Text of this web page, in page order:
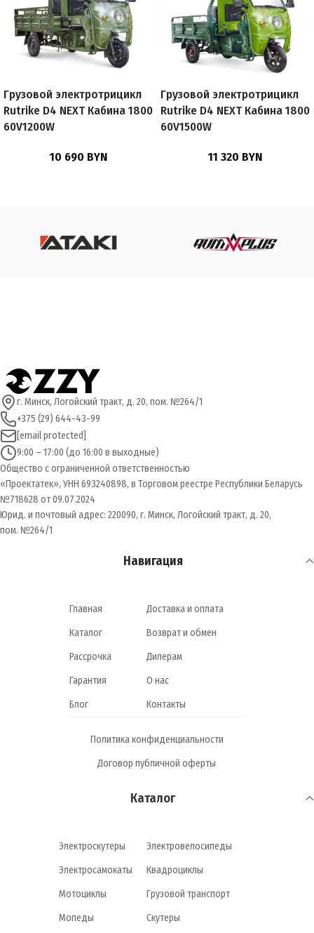
Грузовой электротрицикл
Rutrike D4 NEXT Кабина 1800
60V1200W
10 690 BYN
Грузовой электротрицикл
Rutrike D4 NEXT Кабина 1800
60V1500W
11 320 BYN
г. Минск, Логойский тракт, д. 20, пом. №264/1
+375 (29) 644-43-99
[email protected]
9:00 – 17:00 (до 16:00 в выходные)
Общество с ограниченной ответственностью
«Проектатек», УНН 693240898, в Торговом реестре Республики Беларусь
№718628 от 09.07.2024
Юрид. и почтовый адрес: 220090, г. Минск, Логойский тракт, д. 20,
пом. №264/1
Навигация
Главная
Каталог
Рассрочка
Гарантия
Блог
Доставка и оплата
Возврат и обмен
Дилерам
О нас
Контакты
Политика конфиденциальности
Договор публичной оферты
Каталог
Электроскутеры
Электросамокаты
Мотоциклы
Мопеды
Электровелосипеды
Квадроциклы
Грузовой транспорт
Скутеры